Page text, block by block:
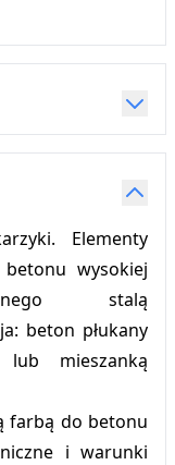
Elementy
wysokiej
stalą
beton płukany
lub mieszanką
farbą do betonu
i warunki